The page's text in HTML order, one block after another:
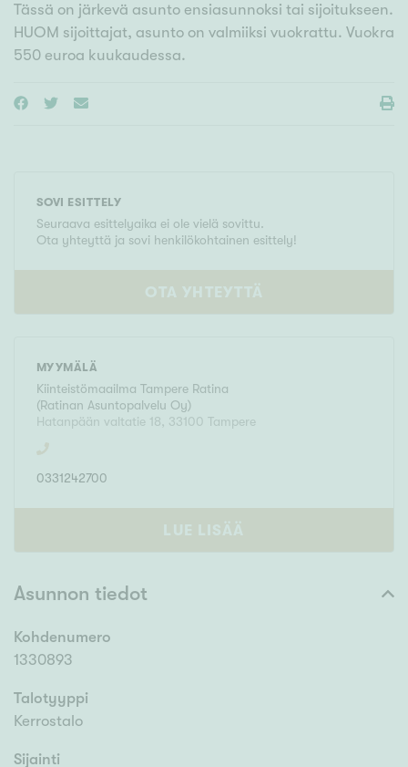
Tässä on järkevä asunto ensiasunnoksi tai sijoitukseen.
HUOM sijoittajat, asunto on valmiiksi vuokrattu. Vuokra
550 euroa kuukaudessa.
SOVI ESITTELY
Seuraava esittelyaika ei ole vielä sovittu.
Ota yhteyttä ja sovi henkilökohtainen esittely!
OTA YHTEYTTÄ
MYYMÄLÄ
Kiinteistömaailma Tampere Ratina
(Ratinan Asuntopalvelu Oy)
Hatanpään valtatie 18, 33100 Tampere
0331242700
LUE LISÄÄ
Asunnon tiedot
Kohdenumero
1330893
Talotyyppi
Kerrostalo
Sijainti